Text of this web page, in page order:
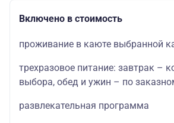
Включено в стоимость
проживание в каюте выбранной
трехразовое питание: завтрак –
выбора, обед и ужин – по
развлекательная программа